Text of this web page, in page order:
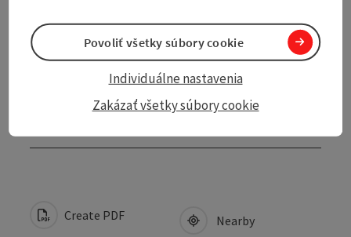
Arrival
Create PDF Nearby
Zakázať všetky súbory cookie
Individuálne nastavenia
Povoliť všetky súbory cookie